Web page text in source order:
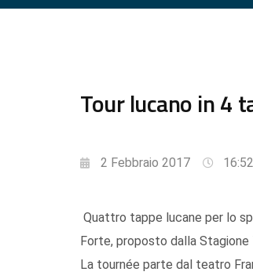
Tour lucano in 4
2 Febbraio 2017 16:52
Quattro tappe lucane per lo
Forte, proposto dalla
La tournée parte dal teatro